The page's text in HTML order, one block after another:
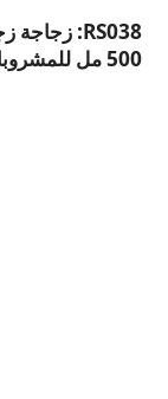
500 مل للمشروبات الكحولية/الفودكا